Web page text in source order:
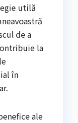
utilă
de a
la
în
ale